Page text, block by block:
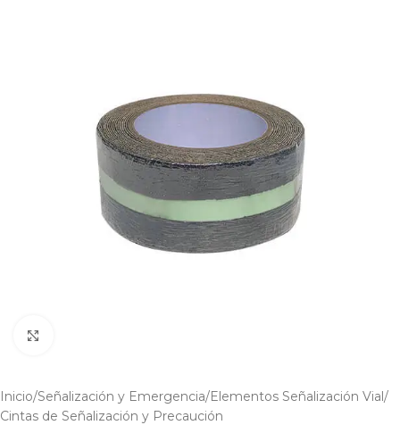
Inicio/Señalización y Emergencia/Elementos Señalización Vial/
Cintas de Señalización y Precaución